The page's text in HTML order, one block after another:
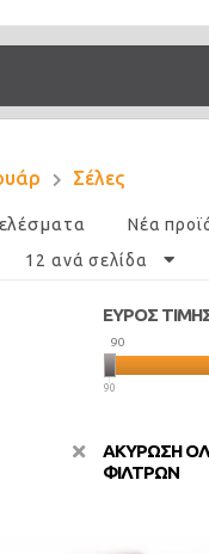
Σέλες
Νέα
12 ανά σελίδα
ΕΥΡΟΣ
90
90
ΑΚΥΡΩΣΗ
ΦΙΛΤΡΩΝ